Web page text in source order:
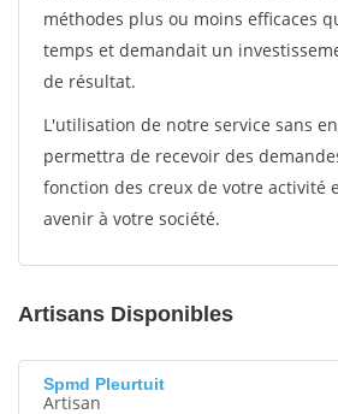
méthodes plus ou moins efficaces
temps et demandait un
de résultat.
L'utilisation de notre service sans
permettra de recevoir des
fonction des creux de votre activité
avenir à votre société.
Artisans Disponibles
Spmd Pleurtuit
Artisan